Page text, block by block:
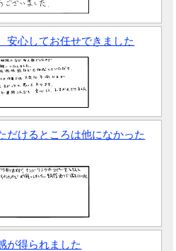
安心してお任せできました
だけるところは他になかった
が得られました